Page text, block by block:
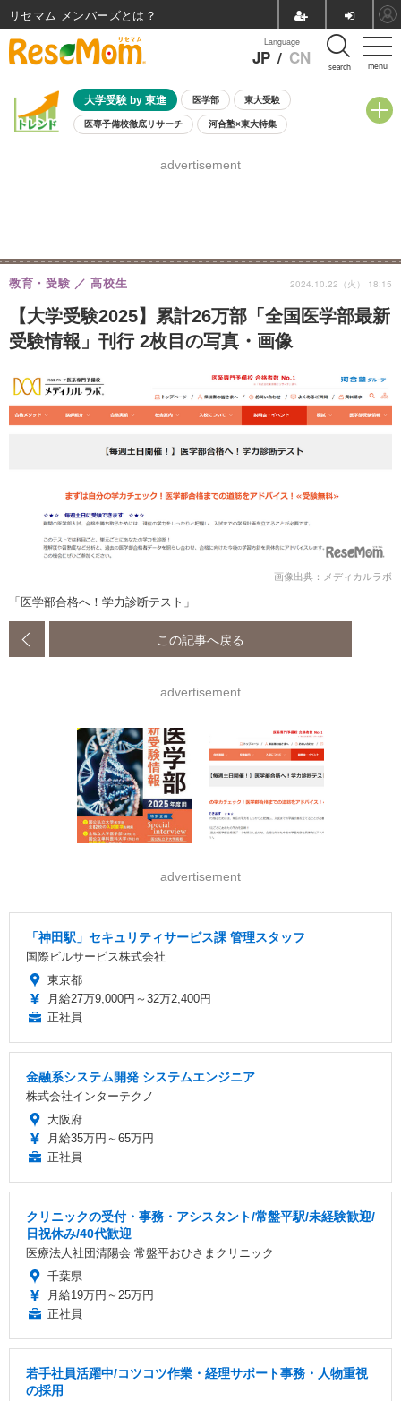
menu
Language
JP / CN search
大学受験 by 東進 医学部 東大受験
医専予備校徹底リサーチ 河合塾×東大特集
8月開催学校説明会・相談会
advertisement
【大学受験2025】累計26万部「全国医学部最新
受験情報」刊行 2枚目の写真・画像
教育・受験 高校生 2024.10.22（火） 18:15
画像出典：メディカルラボ
「医学部合格へ！学力診断テスト」
この記事へ戻る
advertisement
advertisement
「神田駅」セキュリティサービス課 管理スタッフ
国際ビルサービス株式会社
東京都
月給27万9,000円～32万2,400円
正社員
金融系システム開発 システムエンジニア
株式会社インターテクノ
大阪府
月給35万円～65万円
正社員
クリニックの受付・事務・アシスタント/常盤平駅/未経験歓迎/
日祝休み/40代歓迎
医療法人社団清陽会 常盤平おひさまクリニック
千葉県
月給19万円～25万円
正社員
若手社員活躍中/コツコツ作業・経理サポート事務・人物重視
の採用
リセマム メンバーズ